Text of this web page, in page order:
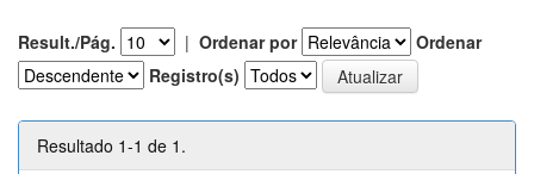
Result./Pág. | Ordenar por
Ordenar
Registro(s)
Resultado 1-1 de 1.